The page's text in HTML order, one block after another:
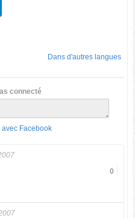
Dans d'autres langues
connecté
Facebook
0